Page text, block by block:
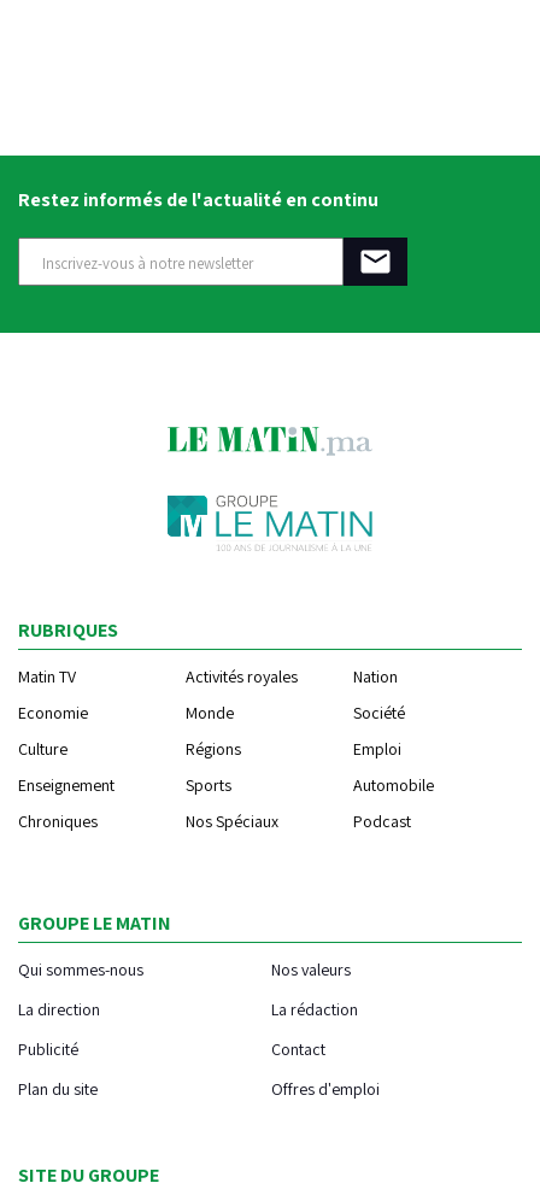
Restez informés de l'actualité en continu
RUBRIQUES
Matin TV Activités royales
Nation
Economie
Monde
Société
Culture
Régions
Emploi
Enseignement
Sports
Automobile
Chroniques
Nos Spéciaux Podcast
GROUPE LE MATIN
Qui sommes-nous
Nos valeurs
La direction
La rédaction
Publicité
Contact
Plan du site
Offres d'emploi
SITE DU GROUPE